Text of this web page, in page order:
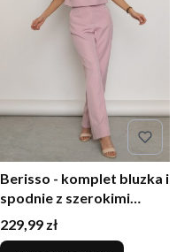
Berisso - komplet bluzka i
spodnie z szerokimi
nogawkami pudrowy róż
Cena
229,99 zł